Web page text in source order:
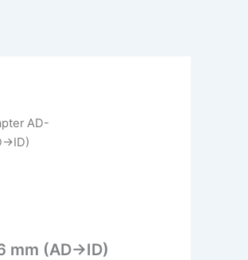
AD-
mm (AD→ID)